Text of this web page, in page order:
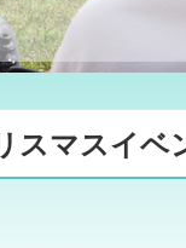
マスイベ